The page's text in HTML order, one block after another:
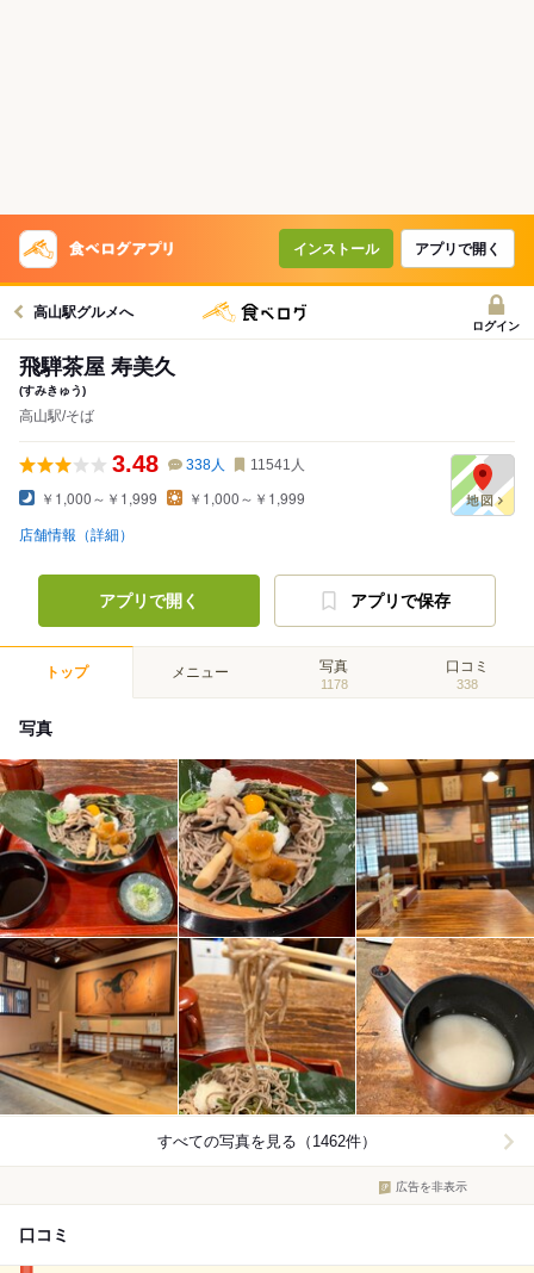
インストール アプリで開く
高山駅グルメへ
ログイン
飛騨茶屋 寿美久
(すみきゅう)
高山駅/そば
3.48 338人 11541 人
￥1,000～￥1,999 ￥1,000～￥1,999
店舗情報（詳細）
アプリで開く アプリで保存
トップ メニュー 写真
1178
口コミ
338
写真
すべての写真を見る（1462件）
広告を非表示
口コミ